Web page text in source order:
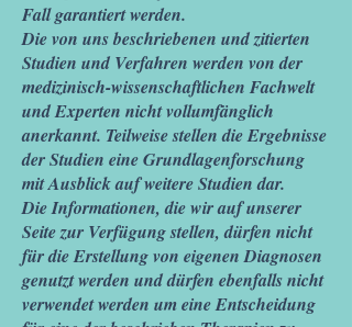
Fall garantiert werden.
Die von uns beschriebenen und zitierten
Studien und Verfahren werden von der
medizinisch-wissenschaftlichen Fachwelt
und Experten nicht vollumfänglich
anerkannt. Teilweise stellen die Ergebnisse
der Studien eine Grundlagenforschung
mit Ausblick auf weitere Studien dar.
Die Informationen, die wir auf unserer
Seite zur Verfügung stellen, dürfen nicht
für die Erstellung von eigenen Diagnosen
genutzt werden und dürfen ebenfalls nicht
verwendet werden um eine Entscheidung